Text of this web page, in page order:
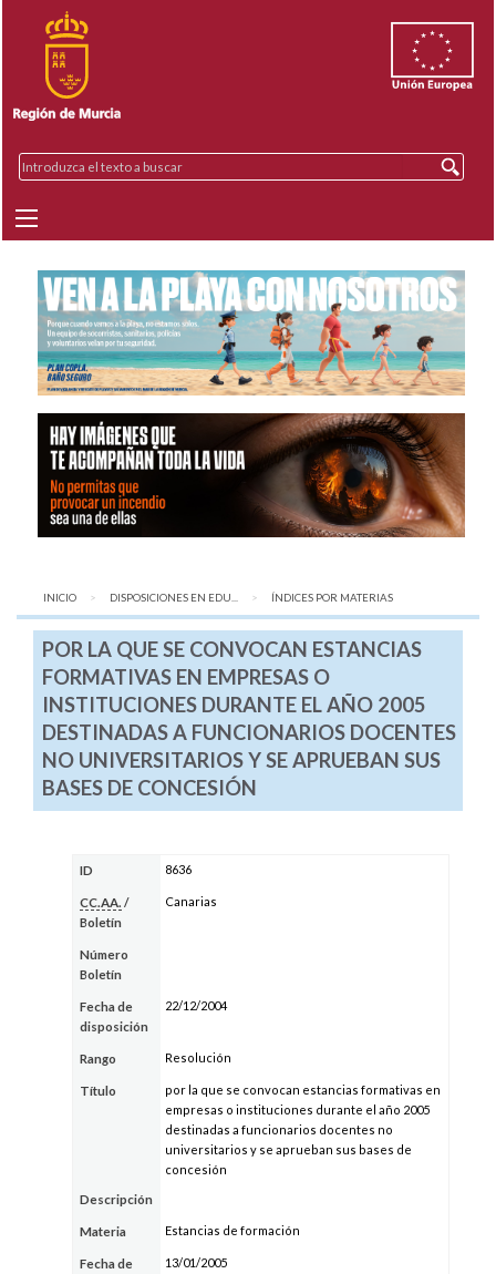
INICIO DISPOSICIONES EN EDU... AQUÍ:
ÍNDICES POR MATERIAS
POR LA QUE SE CONVOCAN ESTANCIAS
FORMATIVAS EN EMPRESAS O
INSTITUCIONES DURANTE EL AÑO 2005
DESTINADAS A FUNCIONARIOS DOCENTES
NO UNIVERSITARIOS Y SE APRUEBAN SUS
BASES DE CONCESIÓN
ID 8636
CC.AA. /
Boletín
Canarias
Número
Boletín
Fecha de
disposición
22/12/2004
Rango Resolución
Título
por la que se convocan estancias formativas en
empresas o instituciones durante el año 2005
destinadas a funcionarios docentes no
universitarios y se aprueban sus bases de
concesión
Descripción
Materia Estancias de formación
Fecha de
13/01/2005